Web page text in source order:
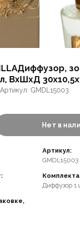
ВхШхД
Артикул: GMDL15003
Нет в
Артикул:
GMDL15003
Диффузор 1